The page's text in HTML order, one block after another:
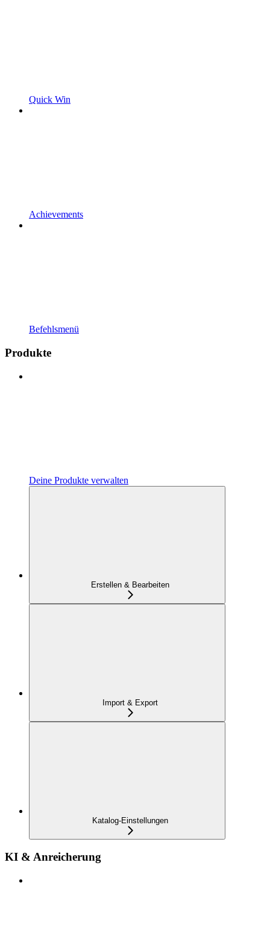
Quick Win
Achievements
Befehlsmenü
Produkte
Deine Produkte verwalten
Erstellen & Bearbeiten
Import & Export
Katalog-Einstellungen
KI & Anreicherung